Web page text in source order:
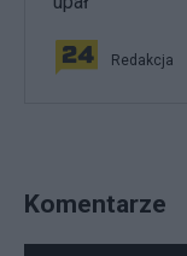
Redakcja
Komentarze